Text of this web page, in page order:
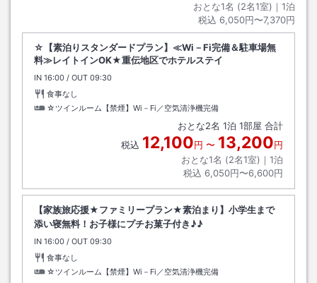
おとな1名 (2名1室)｜ 1泊
税込 6,050円〜7,370円
☆【素泊りスタンダードプラン】≪Wi－Fi完備＆駐車場無
料≫レイトインOK★重伝地区でホテルステイ
IN チェックイン
16:00 / OUT チェックアウト
09:30
食事なし
☆ツインルーム【禁煙】Wi－Fi／空気清浄機完備
おとな2名 1泊 1部屋 合計
税込 12,100円 〜 13,200円
おとな1名 (2名1室)｜ 1泊
税込 6,050円〜6,600円
【家族旅応援★ファミリープラン★素泊まり】小学生まで
添い寝無料！お子様にプチお菓子付き♪♪
IN チェックイン
16:00 / OUT チェックアウト
09:30
食事なし
☆ツインルーム【禁煙】Wi－Fi／空気清浄機完備